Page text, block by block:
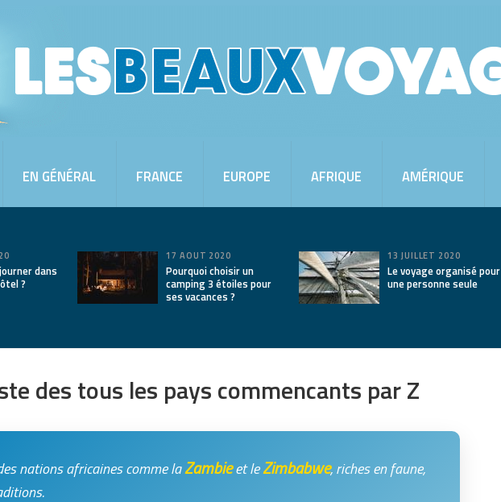
EN GÉNÉRAL FRANCE EUROPE AFRIQUE AMÉRIQUE
dans
?
17 AOÛT 2020
Pourquoi choisir un
camping 3 étoiles pour
ses vacances ?
13 JUILLET 2020
Le voyage organisé pour
une personne seule
des tous les pays commencants par Z
nations africaines comme laZambieet leZimbabwe, riches en faune,